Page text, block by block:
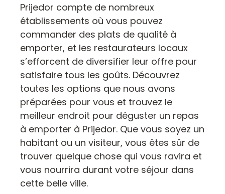
Prijedor compte de nombreux
établissements où vous pouvez
commander des plats de qualité à
emporter, et les restaurateurs locaux
s’efforcent de diversifier leur offre pour
satisfaire tous les goûts. Découvrez
toutes les options que nous avons
préparées pour vous et trouvez le
meilleur endroit pour déguster un repas
à emporter à Prijedor. Que vous soyez un
habitant ou un visiteur, vous êtes sûr de
trouver quelque chose qui vous ravira et
vous nourrira durant votre séjour dans
cette belle ville.